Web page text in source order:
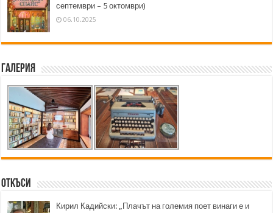
септември – 5 октомври)
06.10.2025
Галерия
Откъси
Кирил Кадийски: „Плачът на големия поет винаги е и